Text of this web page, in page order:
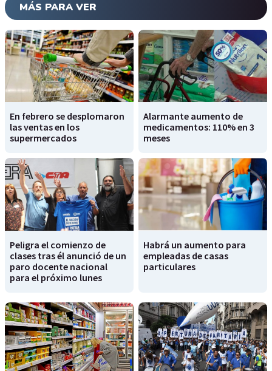
MÁS PARA VER
En febrero se desplomaron
las ventas en los
supermercados
Alarmante aumento de
medicamentos: 110% en 3
meses
Peligra el comienzo de
clases tras él anunció de un
paro docente nacional
para el próximo lunes
Habrá un aumento para
empleadas de casas
particulares